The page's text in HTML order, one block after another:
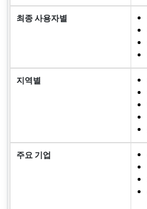
최종 사용자별
지역별
주요 기업